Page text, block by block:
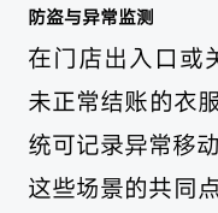
防盗与异常监测
在门店出入口或
未正常结账的衣
统可记录异常移
这些场景的共